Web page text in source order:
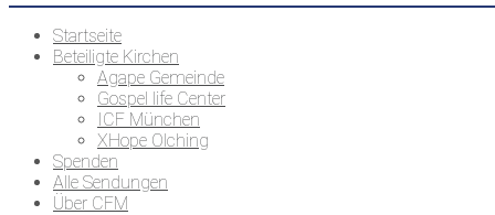
Startseite
Beteiligte Kirchen
Agape Gemeinde
Gospel life Center
ICF München
XHope Olching
Spenden
Alle Sendungen
Über CFM